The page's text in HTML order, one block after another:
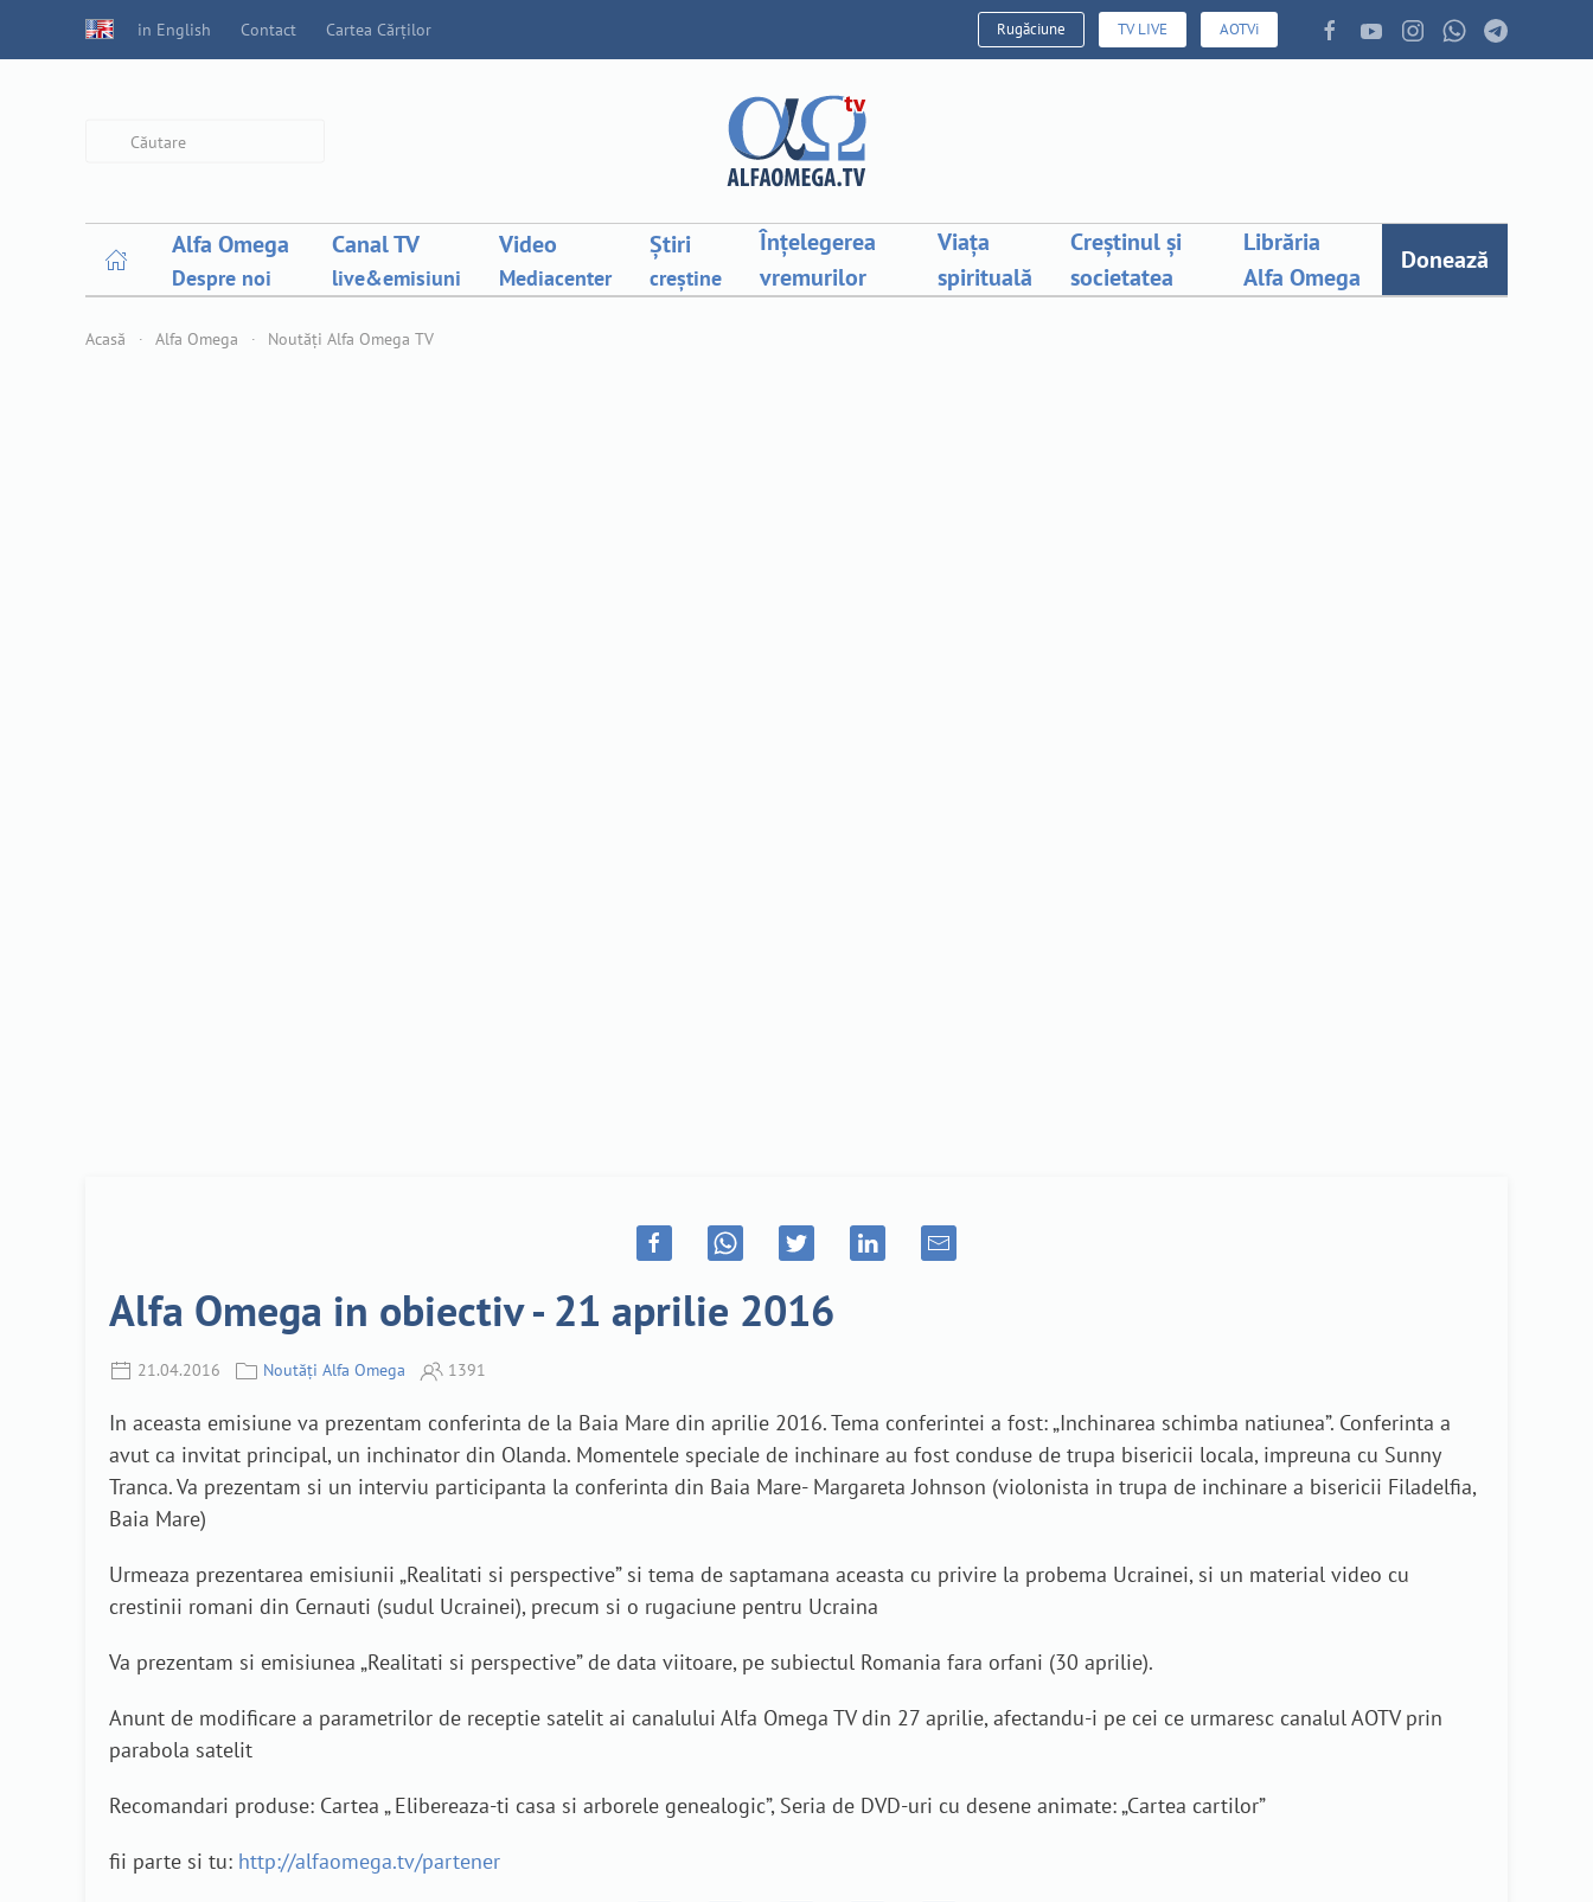
in English Contact Cartea Cărților Rugăciune TV LIVE AOTVi
Alfa Omega
Despre noi
Canal TV
live&emisiuni
Video
Mediacenter
Știri
creștine
Înțelegerea
vremurilor
Viața
spirituală
Creștinul și
societatea
Librăria
Alfa Omega
Donează
Acasă Alfa Omega Noutăți Alfa Omega TV
Alfa Omega in obiectiv - 21 aprilie 2016
21.04.2016 Noutăți Alfa Omega 1391
In aceasta emisiune va prezentam conferinta de la Baia Mare din aprilie 2016. Tema conferintei a fost: „Inchinarea schimba natiunea”. Conferinta a
avut ca invitat principal, un inchinator din Olanda. Momentele speciale de inchinare au fost conduse de trupa bisericii locala, impreuna cu Sunny
Tranca. Va prezentam si un interviu participanta la conferinta din Baia Mare- Margareta Johnson (violonista in trupa de inchinare a bisericii Filadelfia,
Baia Mare)
Urmeaza prezentarea emisiunii „Realitati si perspective” si tema de saptamana aceasta cu privire la probema Ucrainei, si un material video cu
crestinii romani din Cernauti (sudul Ucrainei), precum si o rugaciune pentru Ucraina
Va prezentam si emisiunea „Realitati si perspective” de data viitoare, pe subiectul Romania fara orfani (30 aprilie).
Anunt de modificare a parametrilor de receptie satelit ai canalului Alfa Omega TV din 27 aprilie, afectandu-i pe cei ce urmaresc canalul AOTV prin
parabola satelit
Recomandari produse: Cartea „ Elibereaza-ti casa si arborele genealogic”, Seria de DVD-uri cu desene animate: „Cartea cartilor”
fii parte si tu: http://alfaomega.tv/partener